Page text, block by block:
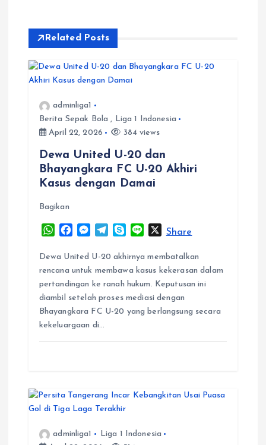
a
v
Related Posts
adminliga1
Berita Sepak Bola , Liga 1 Indonesia
April 22, 2026
384 views
Dewa United U-20 dan
Bhayangkara FC U-20 Akhiri
Kasus dengan Damai
Bagikan
W
a
t
s
A
p
p
c
e
b
o
o
k
M
s
s
e
n
g
e
l
e
g
r
a
y
p
e
n
e
XShare
Dewa United U-20 akhirnya membatalkan
rencana untuk membawa kasus kekerasan dalam
pertandingan ke ranah hukum. Keputusan ini
diambil setelah proses mediasi dengan
Bhayangkara FC U-20 yang berlangsung secara
kekeluargaan di…
adminliga1
Liga 1 Indonesia